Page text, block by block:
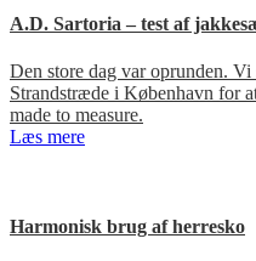
A.D. Sartoria – test af
Den store dag var oprunden.
Strandstræde i København for
made to measure.
Læs mere
Harmonisk brug af herresko